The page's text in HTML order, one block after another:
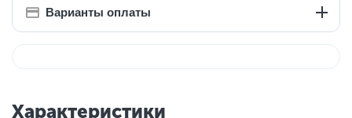
Варианты оплаты
Характеристики